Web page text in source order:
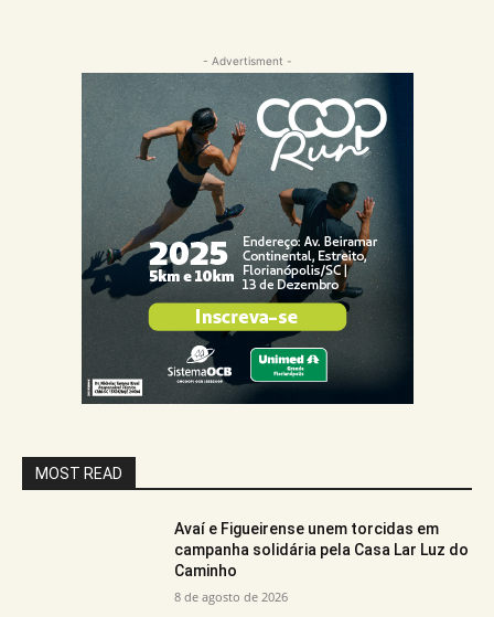
- Advertisment -
MOST READ
Avaí e Figueirense unem torcidas em
campanha solidária pela Casa Lar Luz do
Caminho
8 de agosto de 2026